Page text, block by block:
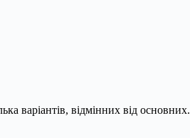
варіантів, відмінних від основних.